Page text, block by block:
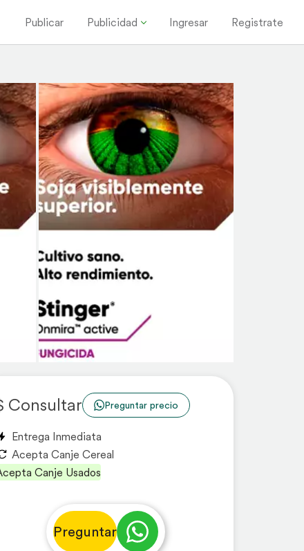
Publicar Publicidad Ingresar Registrate
Consultar Preguntar precio
Entrega Inmediata
Acepta Canje Cereal
Canje Usados
Preguntar